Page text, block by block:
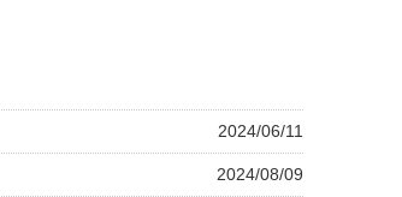
2024/06/11
2024/08/09